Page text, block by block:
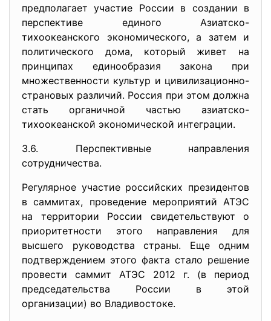
предполагает участие России в создании в
перспективе единого Азиатско-
тихоокеанского экономического, а затем и
политического дома, который живет на
принципах единообразия закона при
множественности культур и цивилизационно-
страновых различий. Россия при этом должна
стать органичной частью азиатско-
тихоокеанской экономической интеграции.
3.6. Перспективные направления
сотрудничества.
Регулярное участие российских президентов
в саммитах, проведение мероприятий АТЭС
на территории России свидетельствуют о
приоритетности этого направления для
высшего руководства страны. Еще одним
подтверждением этого факта стало решение
провести саммит АТЭС 2012 г. (в период
председательства России в этой
организации) во Владивостоке.